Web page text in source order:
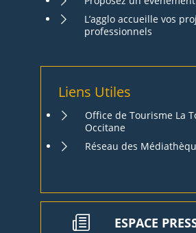
L’agglo accueille vos
professionnels
Liens Utiles
Office de Tourisme La
Occitane
Réseau des
ESPACE